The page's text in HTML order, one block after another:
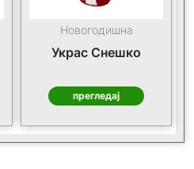
Новогодишна
Украс Снешко
прегледај